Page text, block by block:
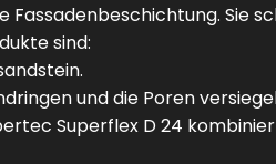
Fassadenbeschichtung. Sie
sind:
und die Poren
Superflex D 24